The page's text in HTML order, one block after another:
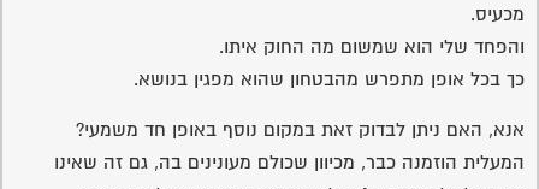
מכעיס.
והפחד שלי הוא שמשום מה החוק איתו.
כך בכל אופן מתפרש מהבטחון שהוא מפגין בנושא.
אנא, האם ניתן לבדוק זאת במקום נוסף באופן חד משמעי?
המעלית הוזמנה כבר, מכיוון שכולם מעונינים בה, גם זה שאינו